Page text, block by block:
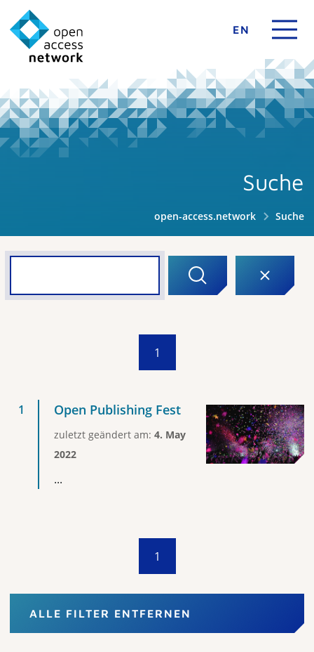
EN
Suche
open-access.network Suche
1
Open Publishing Fest
zuletzt geändert am: 4. May
2022
...
1
ALLE FILTER ENTFERNEN